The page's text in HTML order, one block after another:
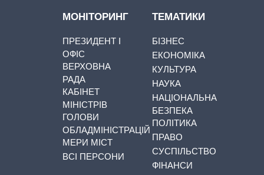
МОНІТОРИНГ
ПРЕЗИДЕНТ І
ОФІС
ВЕРХОВНА
РАДА
КАБІНЕТ
МІНІСТРІВ
ГОЛОВИ
ОБЛАДМІНІСТРАЦІЙ
МЕРИ МІСТ
ВСІ ПЕРСОНИ
ТЕМАТИКИ
БІЗНЕС
ЕКОНОМІКА
КУЛЬТУРА
НАУКА
НАЦІОНАЛЬНА
БЕЗПЕКА
ПОЛІТИКА
ПРАВО
СУСПІЛЬСТВО
ФІНАНСИ